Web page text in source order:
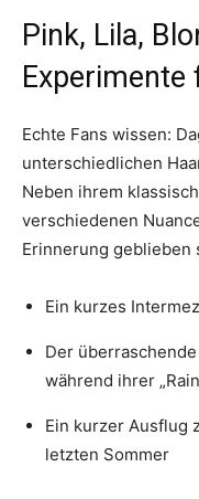
Pink, Lila,
Experimente
Echte Fans wissen:
unterschiedlichen
Neben ihrem
verschiedenen
Erinnerung geblieben
Ein kurzes
Der
während ihrer
Ein kurzer Ausflug
letzten Sommer